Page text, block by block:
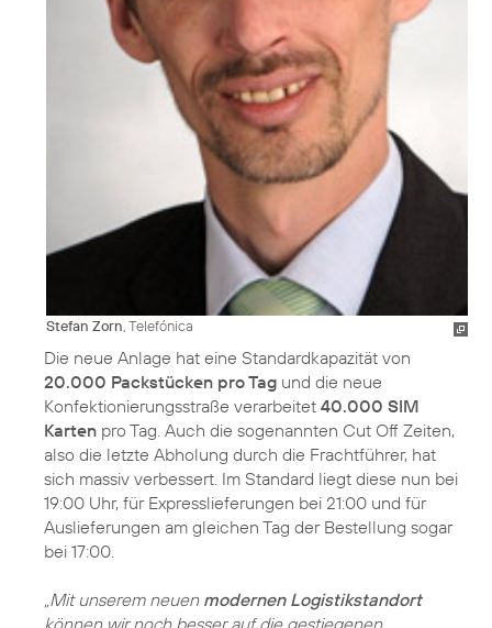
Stefan Zorn, Telefónica
Die neue Anlage hat eine Standardkapazität von
20.000 Packstücken pro Tag und die neue
Konfektionierungsstraße verarbeitet 40.000 SIM
Karten pro Tag. Auch die sogenannten Cut Off Zeiten,
also die letzte Abholung durch die Frachtführer, hat
sich massiv verbessert. Im Standard liegt diese nun bei
19:00 Uhr, für Expresslieferungen bei 21:00 und für
Auslieferungen am gleichen Tag der Bestellung sogar
bei 17:00.
„Mit unserem neuen modernen Logistikstandort